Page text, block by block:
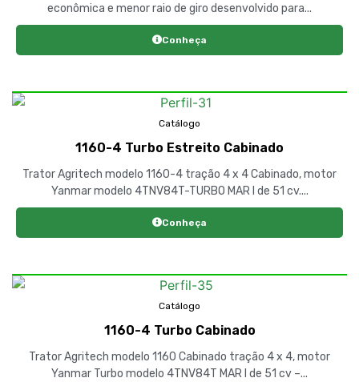
econômica e menor raio de giro desenvolvido para...
Conheça
Catálogo
1160-4 Turbo Estreito Cabinado
Trator Agritech modelo 1160-4 tração 4 x 4 Cabinado, motor
Yanmar modelo 4TNV84T-TURBO MAR I de 51 cv....
Conheça
Catálogo
1160-4 Turbo Cabinado
Trator Agritech modelo 1160 Cabinado tração 4 x 4, motor
Yanmar Turbo modelo 4TNV84T MAR I de 51 cv –...